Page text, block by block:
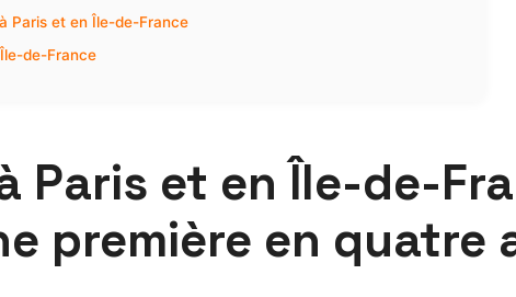
Paris et en Île-de-France
Île-de-France
Paris et en Île-de-
première en quatre